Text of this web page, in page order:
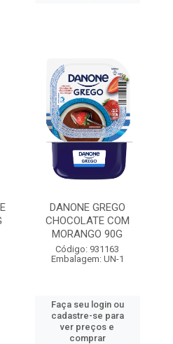
DANONE GREGO
CHOCOLATE COM
MORANGO 90G
Código: 931163
Embalagem: UN-1
Faça seu login ou
cadastre-se para
ver preços e
comprar